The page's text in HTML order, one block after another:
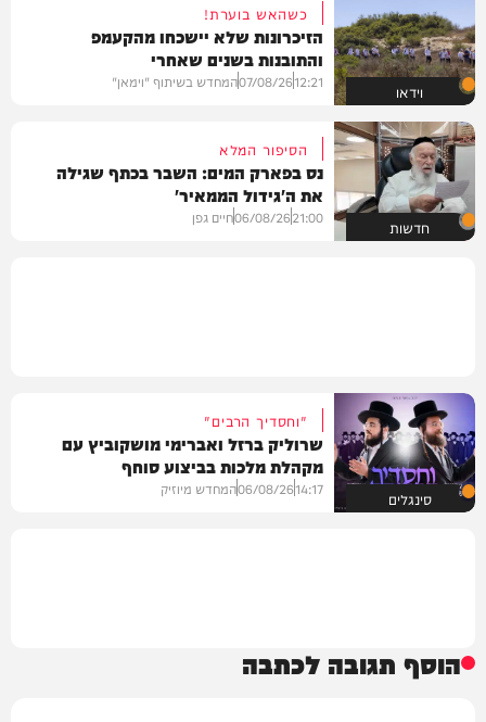
וידאו
כשהאש בוערת!
הזיכרונות שלא יישכחו מהקעמפ
והתובנות בשנים שאחרי
12:21
07/08/26המחדש בשיתוף "וימאן"
חדשות
הסיפור המלא
נס בפארק המים: השבר בכתף שגילה
את ה'גידול הממאיר'
21:00
06/08/26חיים גפן
סינגלים
"וחסדיך הרבים"
שרוליק ברזל ואברימי מושקוביץ עם
מקהלת מלכות בביצוע סוחף
14:17
06/08/26המחדש מיוזיק
הוסף תגובה לכתבה